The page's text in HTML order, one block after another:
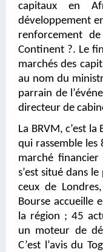
capitaux en
développement
renforcement
Continent ?. Le
marchés des
au nom du
parrain de
directeur de
La BRVM, c’est
qui rassemble les
marché
s’est situé dans
ceux de
Bourse accueille
la région ; 45
un moteur de
C’est l’avis du